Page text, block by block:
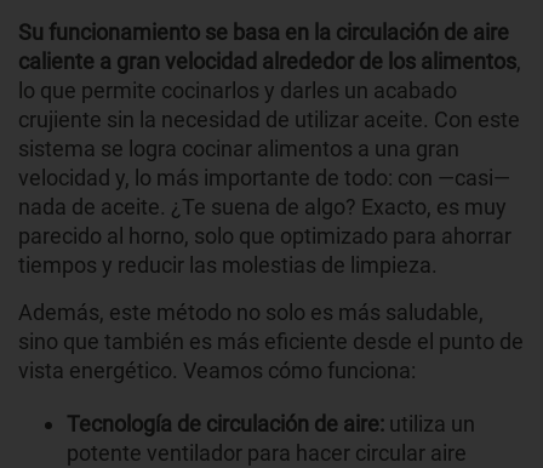
Su funcionamiento se basa en la circulación de aire
caliente a gran velocidad alrededor de los alimentos,
lo que permite cocinarlos y darles un acabado
crujiente sin la necesidad de utilizar aceite. Con este
sistema se logra cocinar alimentos a una gran
velocidad y, lo más importante de todo: con —casi—
nada de aceite. ¿Te suena de algo? Exacto, es muy
parecido al horno, solo que optimizado para ahorrar
tiempos y reducir las molestias de limpieza.
Además, este método no solo es más saludable,
sino que también es más eficiente desde el punto de
vista energético. Veamos cómo funciona:
Tecnología de circulación de aire: utiliza un
potente ventilador para hacer circular aire